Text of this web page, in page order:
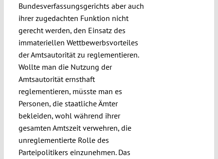
Bundesverfassungsgerichts aber auch
ihrer zugedachten Funktion nicht
gerecht werden, den Einsatz des
immateriellen Wettbewerbsvorteiles
der Amtsautorität zu reglementieren.
Wollte man die Nutzung der
Amtsautorität ernsthaft
reglementieren, müsste man es
Personen, die staatliche Ämter
bekleiden, wohl während ihrer
gesamten Amtszeit verwehren, die
unreglementierte Rolle des
Parteipolitikers einzunehmen. Das